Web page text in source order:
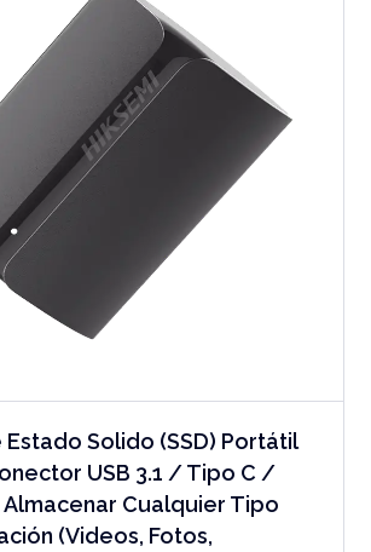
Estado Solido (SSD) Portátil
USB 3.1 / Tipo C /
Cualquier Tipo
(Videos, Fotos,